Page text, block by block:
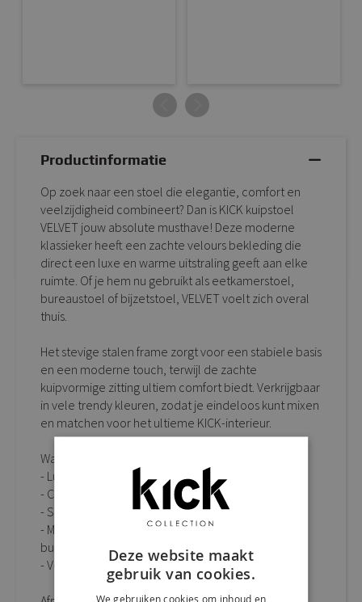
Productinformatie
Op zoek naar een stoel die elegantie, comfort en
veelzijdigheid combineert? Dan is KICK kuipstoel
VELVET jouw absolute musthave! Deze moderne
klassieker heeft een zachte velours bekleding die
direct een luxe en warme uitstraling geeft aan elke
ruimte. Of je hem nu gebruikt als eetkamerstoel,
bureaustoel of bijzetstoel, VELVET voelt zich overal
thuis.
Het stevige stalen frame zorgt voor een stabiele basis
en een moderne touch, terwijl de zachte
kuipvormige zitting ultiem comfort biedt. Verkrijgbaar
in vele trendy kleuren, zodat je eindeloos kunt mixen
en matchen voor het ultieme KICK-interieur.
Waarom kuipstoel VELVET een musthave is:
- Luxe velours bekleding met elegante uitstraling
- Comfortabele kuipzitting voor extra zitgemak
- Stevig stalen frame met moderne look
- Multifunctioneel: perfect als eetkamerstoel,
bureaustoel of bijzetstoel
- Verkrijgbaar in vele trendy kleuren
Deze website maakt
gebruik van cookies.
We gebruiken cookies om inhoud en